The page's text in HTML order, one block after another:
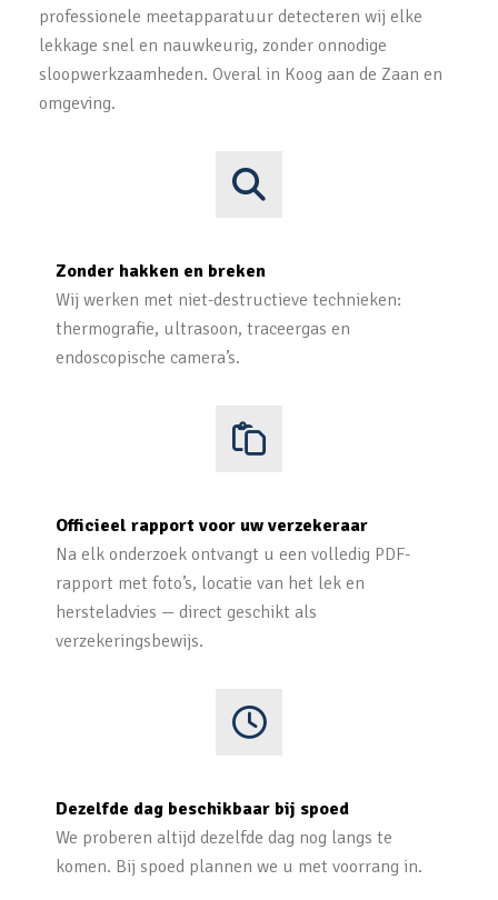
professionele meetapparatuur detecteren wij elke
lekkage snel en nauwkeurig, zonder onnodige
sloopwerkzaamheden. Overal in Koog aan de Zaan en
omgeving.
Zonder hakken en breken
Wij werken met niet-destructieve technieken:
thermografie, ultrasoon, traceergas en
endoscopische camera’s.
Officieel rapport voor uw verzekeraar
Na elk onderzoek ontvangt u een volledig PDF-
rapport met foto’s, locatie van het lek en
hersteladvies — direct geschikt als
verzekeringsbewijs.
Dezelfde dag beschikbaar bij spoed
We proberen altijd dezelfde dag nog langs te
komen. Bij spoed plannen we u met voorrang in.